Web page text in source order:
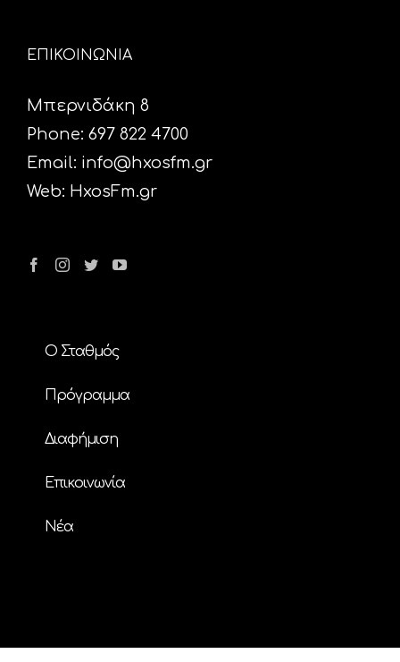
ΕΠΙΚΟΙΝΩΝΙΑ
Μπερνιδάκη 8
Phone: 697 822 4700
Email: info@hxosfm.gr
Web: HxosFm.gr
Ο Σταθμός
Πρόγραμμα
Διαφήμιση
Επικοινωνία
Nέα